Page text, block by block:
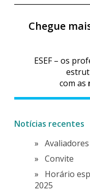
Chegue
ESEF – os
com as
Notícias recentes
Convite
Horário
2025